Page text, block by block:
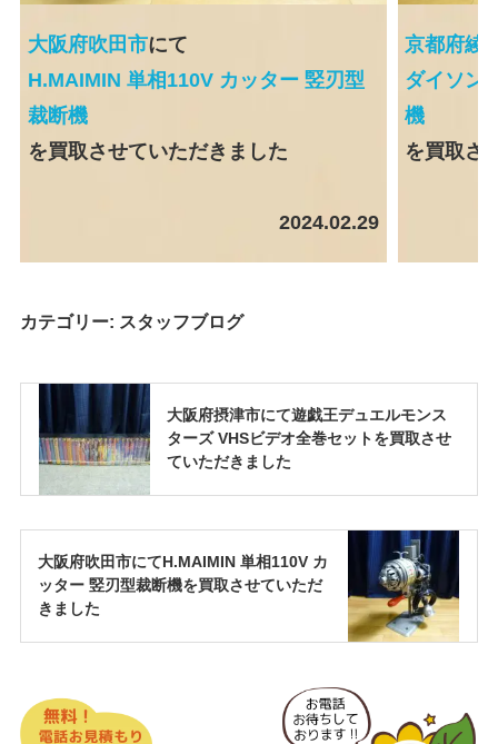
大阪府吹田市にて
H.MAIMIN 単相110V カッター 竪刃型
裁断機
を買取させていただきました
2024.02.29
京都府綾
ダイソン
機
を買取さ
カテゴリー: スタッフブログ
大阪府摂津市にて遊戯王デュエルモンス
ターズ VHSビデオ全巻セットを買取させ
ていただきました
大阪府吹田市にてH.MAIMIN 単相110V カ
ッター 竪刃型裁断機を買取させていただ
きました